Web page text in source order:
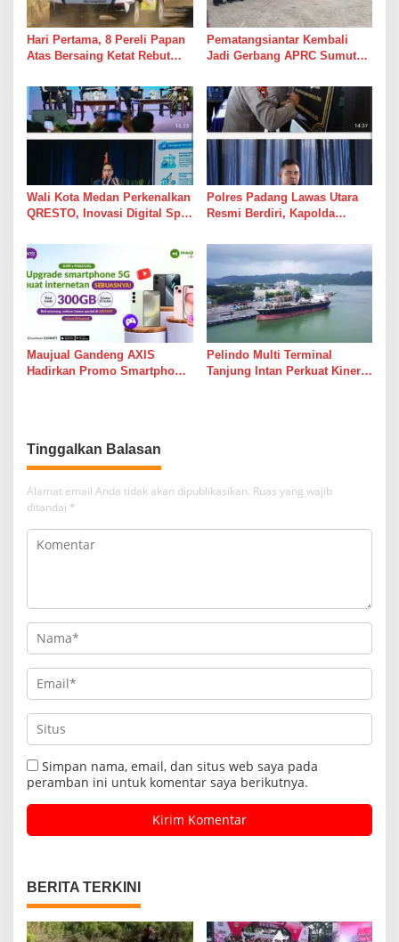
Hari Pertama, 8 Pereli Papan
Atas Bersaing Ketat Rebut
Termasuk Musa Rajekshah
Pematangsiantar Kembali
Jadi Gerbang APRC Sumut
Taklukkan Lintasan Kebun
Tobasari Kabupaten
Simalungun
Wali Kota Medan Perkenalkan
QRESTO, Inovasi Digital Split
Indonesia pada APEKSI
Leadership Dialogue 2026
Polres Padang Lawas Utara
Resmi Berdiri, Kapolda
Humanis dan Penambahan
Personel
Maujual Gandeng AXIS
Hadirkan Promo Smartphone
Pelindo Multi Terminal
Tanjung Intan Perkuat Kinerja
Tinggalkan Balasan
Alamat email Anda tidak akan dipublikasikan. Ruas yang wajib
ditandai *
Simpan nama, email, dan situs web saya pada
peramban ini untuk komentar saya berikutnya.
BERITA TERKINI